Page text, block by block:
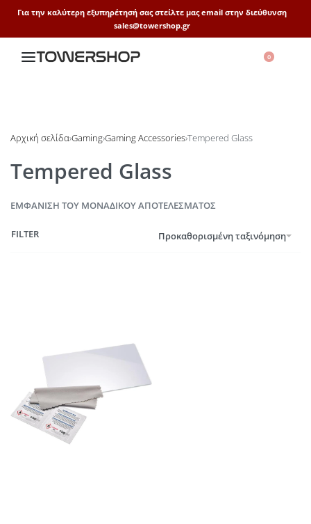
Για την καλύτερη εξυπηρέτησή σας στείλτε μας email στην διεύθυνση
sales@towershop.gr
0
Αρχική σελίδα›Gaming›Gaming Accessories›Tempered Glass
Tempered Glass
ΕΜΦΆΝΙΣΗ ΤΟΥ ΜΟΝΑΔΙΚΟΎ ΑΠΟΤΕΛΈΣΜΑΤΟΣ
Προκαθορισμένη ταξινόμηση
FILTER